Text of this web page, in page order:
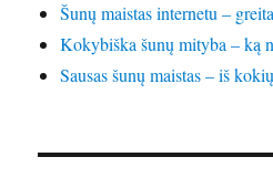
Šunų maistas internetu –
Kokybiška šunų mityba – ką
Sausas šunų maistas – iš